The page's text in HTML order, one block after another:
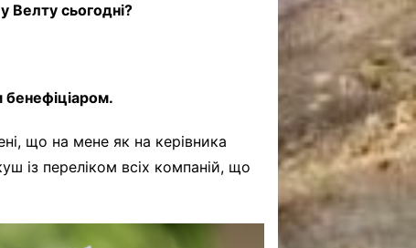
Велту сьогодні?
бенефіціаром.
що на мене як на керівника
із переліком всіх компаній, що